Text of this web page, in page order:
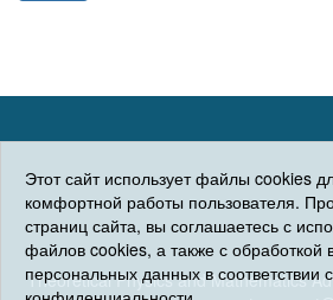
Этот сайт использует файлы cookies
комфортной работы пользователя.
страниц сайта, вы соглашаетесь с
файлов cookies, а также с обработкой
персональных данных в соответствии
Theoretical Physics and Mathematics